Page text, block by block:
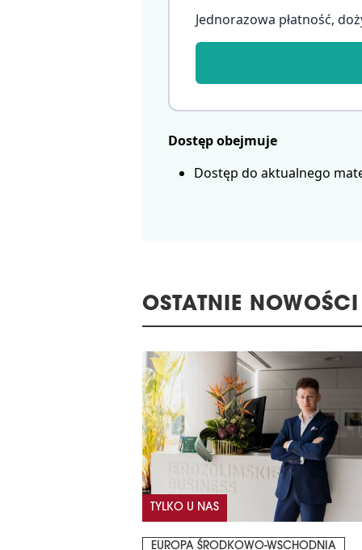
Jednorazowa płatność,
Dostęp obejmuje
Dostęp do aktualnego
OSTATNIE NOWOŚCI
TYLKO U NAS
EUROPA ŚRODKOWO-WSCHODNIA